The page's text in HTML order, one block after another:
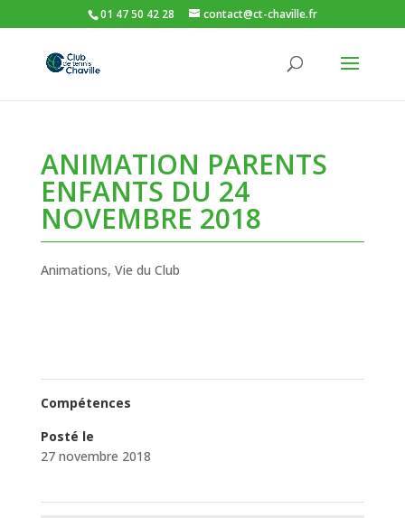
01 47 50 42 28 contact@ct-chaville.fr
ANIMATION PARENTS
ENFANTS DU 24
NOVEMBRE 2018
Animations, Vie du Club
Compétences
Posté le
27 novembre 2018